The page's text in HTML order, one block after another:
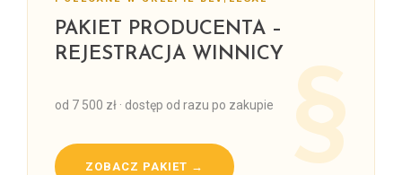
PAKIET PRODUCENTA –
REJESTRACJA WINNICY
od 7 500 zł · dostęp od razu po zakupie
ZOBACZ PAKIET →